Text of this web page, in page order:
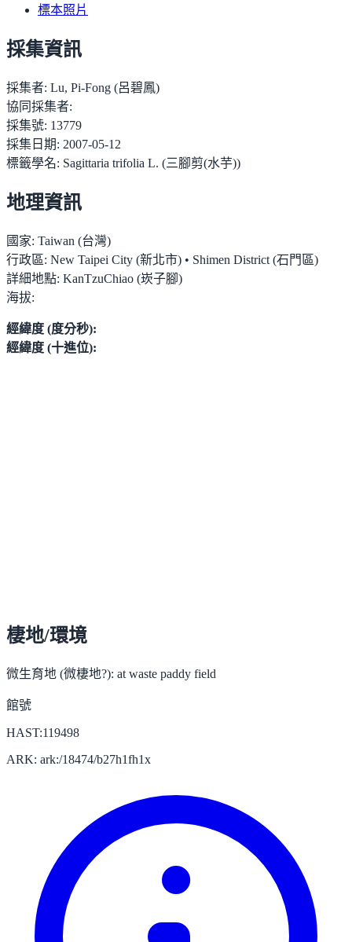
標本照片
採集資訊
採集者: Lu, Pi-Fong (呂碧鳳)
協同採集者:
採集號: 13779
採集日期: 2007-05-12
標籤學名: Sagittaria trifolia L. (三腳剪(水芋))
地理資訊
國家: Taiwan (台灣)
行政區: New Taipei City (新北市) • Shimen District (石門區)
詳細地點: KanTzuChiao (崁子腳)
海拔:
經緯度 (度分秒):
經緯度 (十進位):
棲地/環境
微生育地 (微棲地?): at waste paddy field
館號
HAST:119498
ARK: ark:/18474/b27h1fh1x